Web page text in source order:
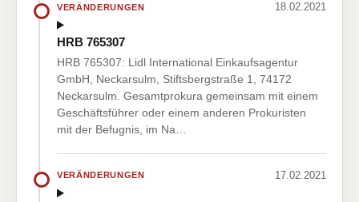
VERÄNDERUNGEN 18.02.2021
HRB 765307
HRB 765307: Lidl International Einkaufsagentur
GmbH, Neckarsulm, Stiftsbergstraße 1, 74172
Neckarsulm. Gesamtprokura gemeinsam mit einem
Geschäftsführer oder einem anderen Prokuristen
mit der Befugnis, im Na…
VERÄNDERUNGEN 17.02.2021